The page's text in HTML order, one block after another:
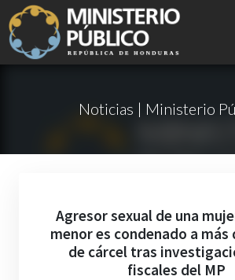
Noticias | Ministerio
Agresor sexual de una
menor es condenado a más
de cárcel tras
fiscales del MP